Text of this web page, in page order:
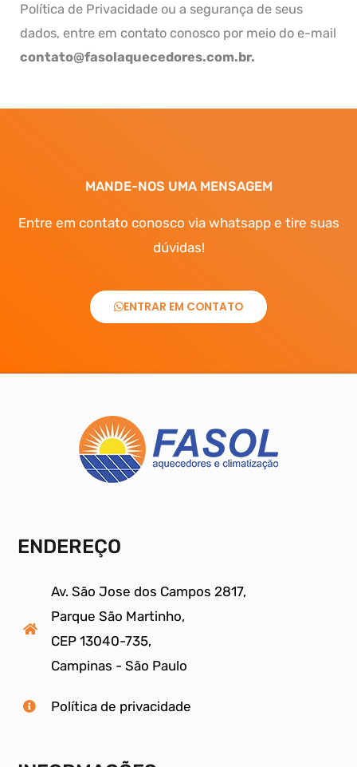
Política de Privacidade ou a segurança de seus
dados, entre em contato conosco por meio do e-mail
contato@fasolaquecedores.com.br.
MANDE-NOS UMA MENSAGEM
Entre em contato conosco via whatsapp e tire suas
dúvidas!
ENTRAR EM CONTATO
ENDEREÇO
Av. São Jose dos Campos 2817,
Parque São Martinho,
CEP 13040-735,
Campinas - São Paulo
Política de privacidade